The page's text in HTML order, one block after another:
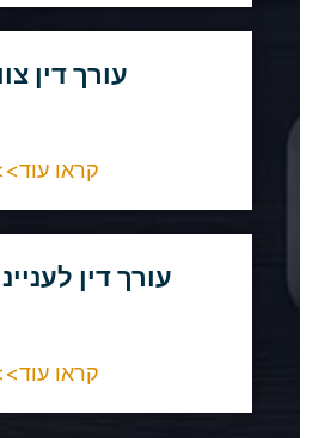
עורך דין
קראו
עורך דין
קראו